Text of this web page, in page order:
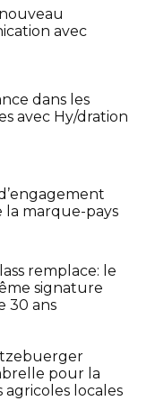
avec
dans les
avec Hy/dration
la marque-pays
remplace: le
signature
30 ans
pour la
locales